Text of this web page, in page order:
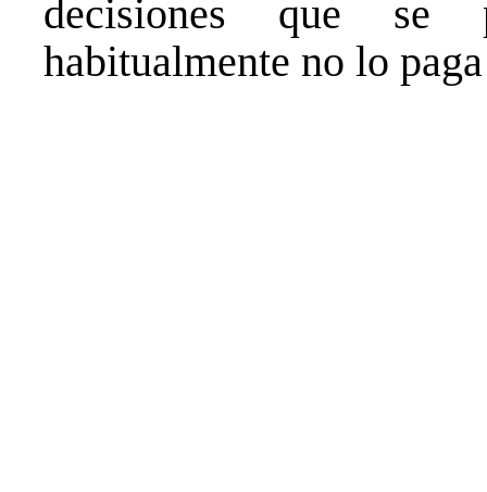
decisiones que se
habitualmente no lo